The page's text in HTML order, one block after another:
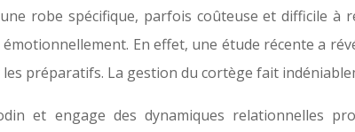
robe spécifique, parfois coûteuse et difficile
En effet, une étude récente a
préparatifs. La gestion du cortège fait
et engage des dynamiques relationnelles